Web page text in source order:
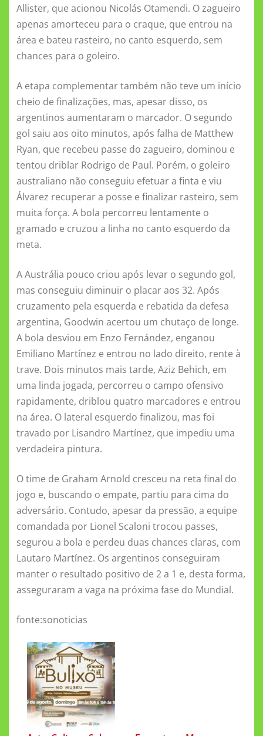
Allister, que acionou Nicolás Otamendi. O zagueiro
apenas amorteceu para o craque, que entrou na
área e bateu rasteiro, no canto esquerdo, sem
chances para o goleiro.
A etapa complementar também não teve um início
cheio de finalizações, mas, apesar disso, os
argentinos aumentaram o marcador. O segundo
gol saiu aos oito minutos, após falha de Matthew
Ryan, que recebeu passe do zagueiro, dominou e
tentou driblar Rodrigo de Paul. Porém, o goleiro
australiano não conseguiu efetuar a finta e viu
Álvarez recuperar a posse e finalizar rasteiro, sem
muita força. A bola percorreu lentamente o
gramado e cruzou a linha no canto esquerdo da
meta.
A Austrália pouco criou após levar o segundo gol,
mas conseguiu diminuir o placar aos 32. Após
cruzamento pela esquerda e rebatida da defesa
argentina, Goodwin acertou um chutaço de longe.
A bola desviou em Enzo Fernández, enganou
Emiliano Martínez e entrou no lado direito, rente à
trave. Dois minutos mais tarde, Aziz Behich, em
uma linda jogada, percorreu o campo ofensivo
rapidamente, driblou quatro marcadores e entrou
na área. O lateral esquerdo finalizou, mas foi
travado por Lisandro Martínez, que impediu uma
verdadeira pintura.
O time de Graham Arnold cresceu na reta final do
jogo e, buscando o empate, partiu para cima do
adversário. Contudo, apesar da pressão, a equipe
comandada por Lionel Scaloni trocou passes,
segurou a bola e perdeu duas chances claras, com
Lautaro Martínez. Os argentinos conseguiram
manter o resultado positivo de 2 a 1 e, desta forma,
asseguraram a vaga na próxima fase do Mundial.
fonte:sonoticias